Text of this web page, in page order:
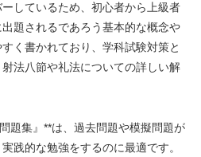
しているため、初心者から上級者
題されるであろう基本的な概念や
く書かれており、学科試験対策と
法八節や礼法についての詳しい解
題集』**は、過去問題や模擬問題が
践的な勉強をするのに最適です。